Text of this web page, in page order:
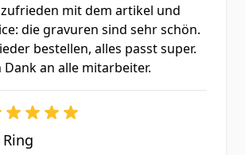
mit dem artikel und
die gravuren sind sehr schön.
bestellen, alles passt super.
Dank an alle mitarbeiter.